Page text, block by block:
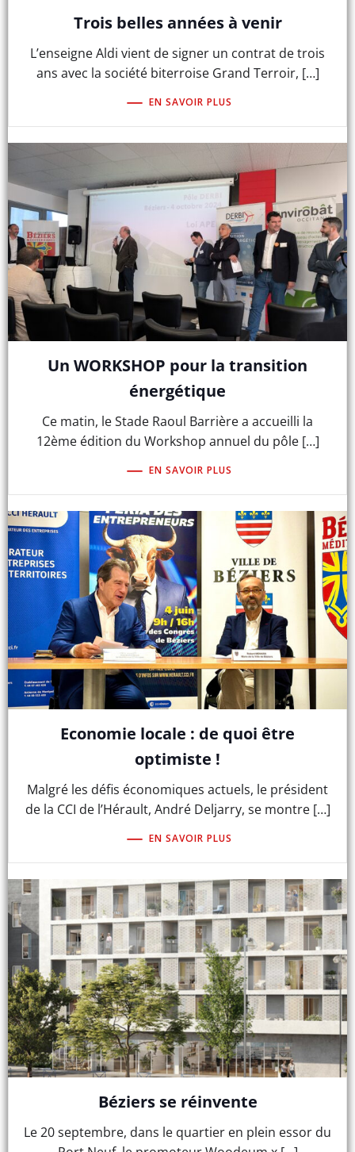
Trois belles années à venir
L’enseigne Aldi vient de signer un contrat de trois
ans avec la société biterroise Grand Terroir, […]
EN SAVOIR PLUS
Un WORKSHOP pour la transition
énergétique
Ce matin, le Stade Raoul Barrière a accueilli la
12ème édition du Workshop annuel du pôle […]
EN SAVOIR PLUS
Economie locale : de quoi être
optimiste !
Malgré les défis économiques actuels, le président
de la CCI de l’Hérault, André Deljarry, se montre […]
EN SAVOIR PLUS
Béziers se réinvente
Le 20 septembre, dans le quartier en plein essor du